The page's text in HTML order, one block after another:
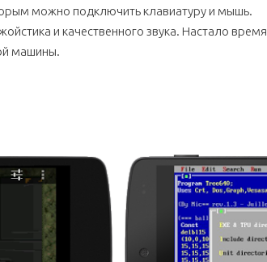
можно подключить клавиатуру и мышь.
и качественного звука. Настало время
машины.